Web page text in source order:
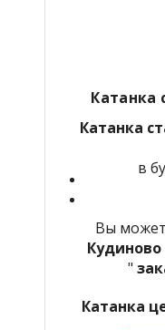
Катанка
Катанка
в
Вы
Кудиново
"
Катанка